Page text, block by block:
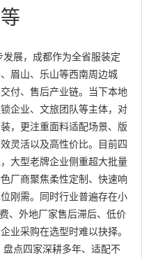
展，成都作为全省服装定
眉山、乐山等西南周边城
付、售后产业链。当下本地
企业、文旅团队等主体，对
，更注重面料适配场景、版
灵活以及高性价比。目前四
大型老牌企业侧重超大批量
厂商聚焦柔性定制、快速响
刚需。同时行业普遍存在小
、外地厂家售后滞后、低价
业采购在选型时难以抉择。
点四家深耕多年、适配不